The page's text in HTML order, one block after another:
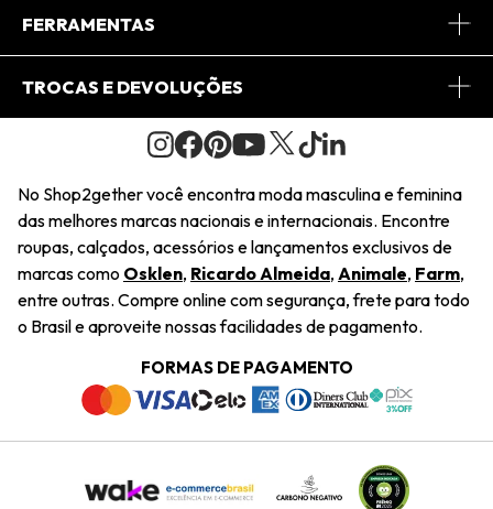
Journal
Saiu na Mídia
Sustentabilidade
Navegando
Termos e Condições
Trabalhe Conosco
Central de Relacionamento
Regulamento e Promoções
FERRAMENTAS
Minha Conta
Pedido de Presente
Wishlist
TROCAS E DEVOLUÇÕES
Condições Gerais
Troca Fácil
Restituição de Pagamento
Dúvidas Frequentes
Termos e Condições
Política de Privacidade
No Shop2gether você encontra moda masculina e feminina
das melhores marcas nacionais e internacionais. Encontre
roupas, calçados, acessórios e lançamentos exclusivos de
marcas como Osklen, Ricardo Almeida, Animale, Farm,
entre outras. Compre online com segurança, frete para todo
o Brasil e aproveite nossas facilidades de pagamento.
FORMAS DE PAGAMENTO